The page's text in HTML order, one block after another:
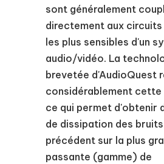
sont généralement
directement aux
les plus sensibles d'un
audio/vidéo. La
brevetée d'AudioQuest
considérablement
ce qui permet d'obtenir
de dissipation des
précédent sur la plus
passante (gamme) de